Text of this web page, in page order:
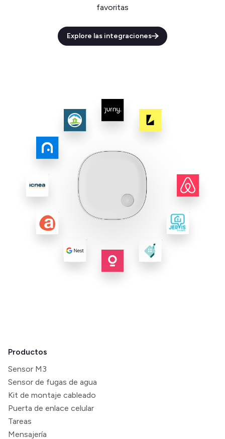
favoritas
Explore las integraciones
Productos
Sensor M3
Sensor de fugas de agua
Kit de montaje cableado
Puerta de enlace celular
Tareas
Mensajería